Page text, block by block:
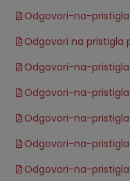
Odgovori-na-
Odgovori na pristigla
Odgovori-na-
Odgovori-na-
Odgovori-na-
Odgovori-na-
Odgovori-na-